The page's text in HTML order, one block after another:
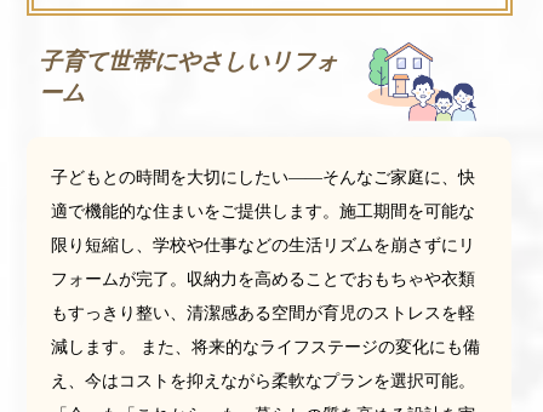
子育て世帯にやさしいリフォ
ーム
子どもとの時間を大切にしたい――そんなご家庭に、快
適で機能的な住まいをご提供します。施工期間を可能な
限り短縮し、学校や仕事などの生活リズムを崩さずにリ
フォームが完了。収納力を高めることでおもちゃや衣類
もすっきり整い、清潔感ある空間が育児のストレスを軽
減します。 また、将来的なライフステージの変化にも備
え、今はコストを抑えながら柔軟なプランを選択可能。